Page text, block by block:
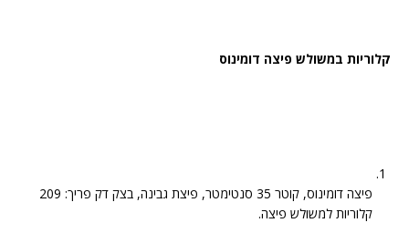
קלוריות במשולש פיצה דומינוס
פיצה דומינוס, קוטר 35 סנטימטר, פיצת גבינה, בצק דק פריך: 209
קלוריות למשולש פיצה.